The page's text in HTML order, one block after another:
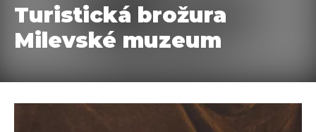
Turistická brožura
Milevské muzeum